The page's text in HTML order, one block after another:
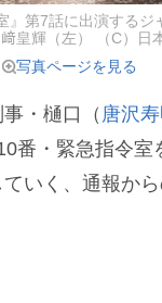
』第7話に出演するジ
﨑皇輝（左） （C）日
写真ページを見る
・樋口（ 唐沢寿
番・緊急指令室
いく、通報か